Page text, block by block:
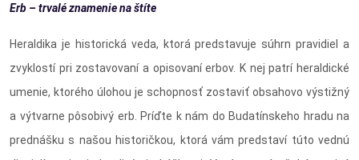
Erb – trvalé znamenie na štíte
Heraldika je historická veda, ktorá predstavuje súhrn pravidiel a
zvyklostí pri zostavovaní a opisovaní erbov. K nej patrí heraldické
umenie, ktorého úlohou je schopnosť zostaviť obsahovo výstižný
a výtvarne pôsobivý erb. Príďte k nám do Budatínskeho hradu na
prednášku s našou historičkou, ktorá vám predstaví túto vednú